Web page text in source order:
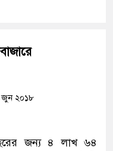
জুন ২০১৮
জন্য ৪ লাখ ৬৪